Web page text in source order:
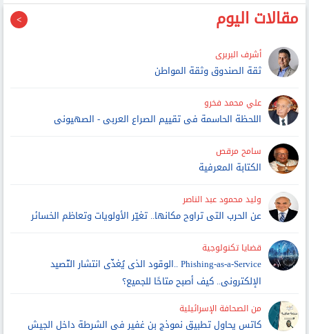
مقالات اليوم
أشرف البربرى
ثقة الصندوق وثقة المواطن
علي محمد فخرو
اللحظة الحاسمة فى تقييم الصراع العربى - الصهيونى
سامح مرقص
الكتابة المعرفية
وليد محمود عبد الناصر
عن الحرب التى تراوح مكانها.. تغيّر الأولويات وتعاظم الخسائر
قضايا تكنولوجية
Phishing-as-a-Service ..الوقود الذى يُغذّى انتشار التّصيد
الإلكترونى.. كيف أصبح متاحًا للجميع؟
من الصحافة الإسرائيلية
كاتس يحاول تطبيق نموذج بن غفير فى الشرطة داخل الجيش